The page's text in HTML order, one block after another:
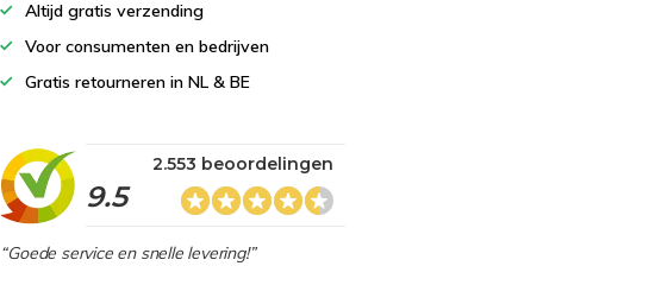
Altijd gratis verzending
Voor consumenten en bedrijven
Gratis retourneren in NL & BE
9.5
2.553 beoordelingen
“Goede service en snelle levering!”